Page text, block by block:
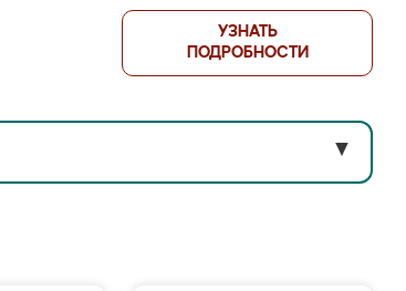
УЗНАТЬ
ПОДРОБНОСТИ
▼